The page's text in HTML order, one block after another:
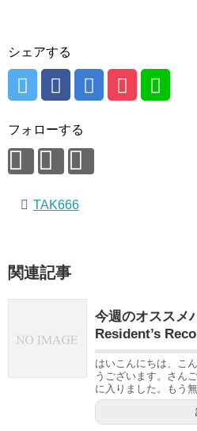
シェアする
フォローする
TAK666
関連記事
今週のオススメ
Resident’s
はいこんにちは、こ
うございます。さん
に入りました。もう